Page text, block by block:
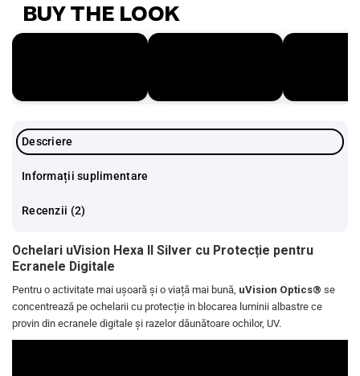
BUY THE LOOK
Descriere
Informații suplimentare
Recenzii (2)
Ochelari uVision Hexa II Silver cu Protecție pentru
Ecranele Digitale
Pentru o activitate mai ușoară și o viață mai bună, uVision Optics® se
concentrează pe ochelarii cu protecție in blocarea luminii albastre ce
provin din ecranele digitale și razelor dăunătoare ochilor, UV.